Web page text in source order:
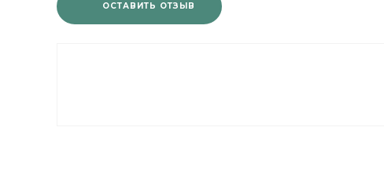
ОСТАВИТЬ ОТЗЫВ